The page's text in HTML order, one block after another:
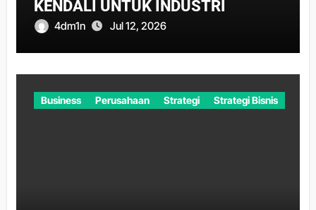
KENDALI UNTUK INDUSTRI
4dm1n Jul 12, 2026
Business Perusahaan Strategi Strategi Bisnis